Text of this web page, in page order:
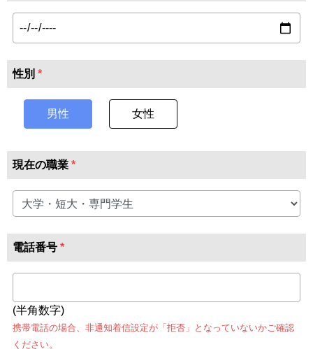
性別 *
男性 女性
現在の職業 *
電話番号 *
(半角数字)
携帯電話の場合、非通知着信設定が「拒否」となっていないかご確認
ください。